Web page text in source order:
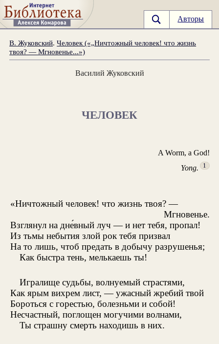
Авторы
В. Жуковский.Человек («„Ничтожный человек! что жизнь
твоя? — Мгновенье...»)
Василий Жуковский
ЧЕЛОВЕК
A Worm, a God!
Yong.
1
«Ничтожный человек! что жизнь твоя? —
Мгновенье.
Взглянул на дне́вный луч — и нет тебя, пропал!
Из тьмы небытия злой рок тебя призвал
На то лишь, чтоб предать в добычу разрушенья;
Как быстра тень, мелькаешь ты!
Игралище судьбы, волнуемый страстями,
Как ярым вихрем лист, — ужасный жребий твой
Бороться с горестью, болезньми и собой!
Несчастный, поглощен могучими волнами,
Ты страшну смерть находишь в них.